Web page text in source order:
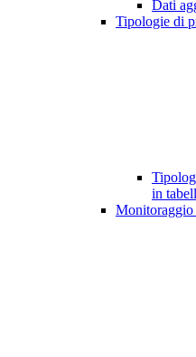
Dati
Tipologie di
in
Monitoraggio